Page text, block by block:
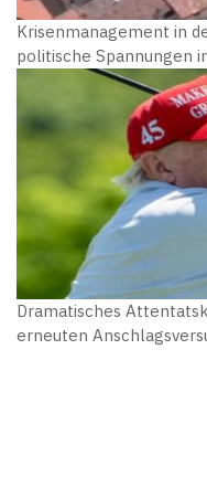
Krisenmanagement in
politische Spannungen
Dramatisches
erneuten